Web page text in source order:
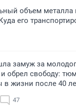
объем металла
его
замуж за
и обрел свободу:
в жизни после 40
47